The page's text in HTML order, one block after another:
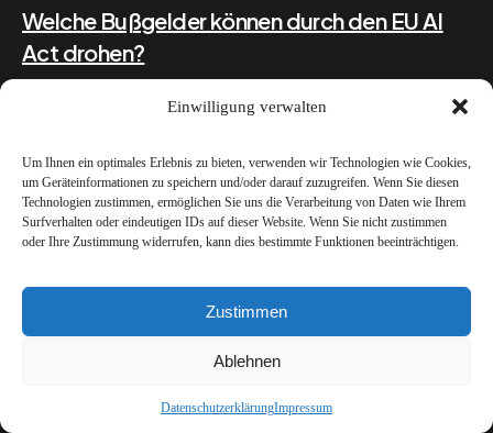
Einwilligung verwalten
Um Ihnen ein optimales Erlebnis zu bieten, verwenden wir Technologien wie Cookies,
um Geräteinformationen zu speichern und/oder darauf zuzugreifen. Wenn Sie diesen
Technologien zustimmen, ermöglichen Sie uns die Verarbeitung von Daten wie Ihrem
Surfverhalten oder eindeutigen IDs auf dieser Website. Wenn Sie nicht zustimmen
oder Ihre Zustimmung widerrufen, kann dies bestimmte Funktionen beeinträchtigen.
Zustimmen
Ablehnen
DatenschutzerklärungImpressum
Welche Bußgelder können durch den EU AI
Act drohen?
Bei Verstößen gegen die Transparenz- und
Artikel 99 der Verordnung (EU) 2024/1689 Bußgelder
von b